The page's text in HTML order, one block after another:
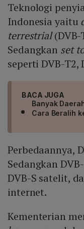
Teknologi
Indonesia yaitu
terrestrial(DVB-
Sedangkan set
seperti DVB-T2,
BACA JUGA
Banyak
Cara Beralih
Perbedaannya,
Sedangkan
DVB-S satelit,
internet.
Kementerian